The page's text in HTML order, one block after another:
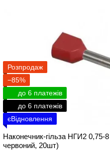
Розпродаж
−85%
до 6 платежів
до 6 платежів
єВідновлення
Наконечник-гільза НГИ2 0,75-
червоний, 20шт)